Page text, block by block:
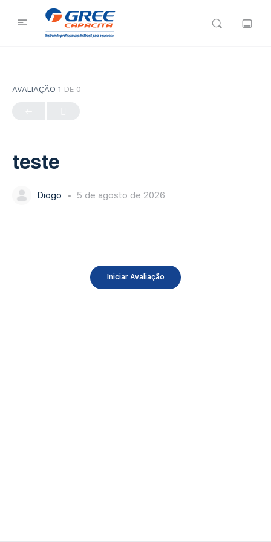
AVALIAÇÃO 1 DE 0
teste
Diogo 5 de agosto de 2026